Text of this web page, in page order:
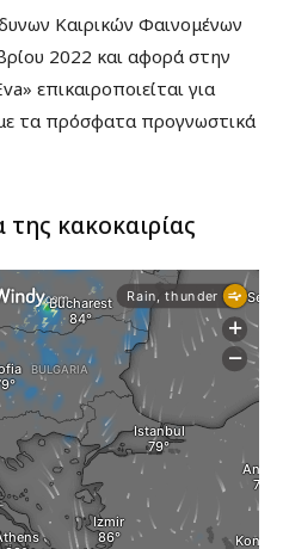
Καιρικών Φαινομένων
2022 και αφορά στην
επικαιροποιείται για
τα πρόσφατα προγνωστικά
της κακοκαιρίας